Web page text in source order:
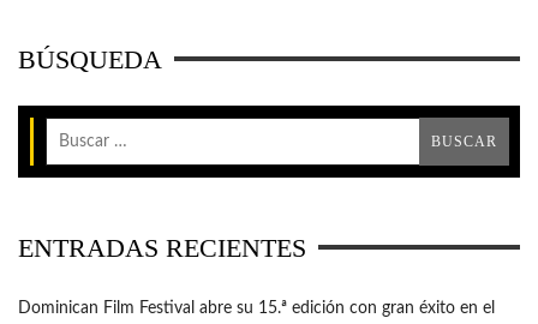
BÚSQUEDA
ENTRADAS RECIENTES
Dominican Film Festival abre su 15.ª edición con gran éxito en el